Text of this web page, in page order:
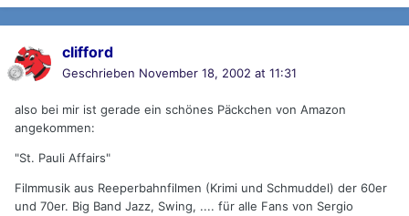
clifford
Geschrieben November 18, 2002 at 11:31
also bei mir ist gerade ein schönes Päckchen von Amazon
angekommen:
"St. Pauli Affairs"
Filmmusik aus Reeperbahnfilmen (Krimi und Schmuddel) der 60er
und 70er. Big Band Jazz, Swing, .... für alle Fans von Sergio